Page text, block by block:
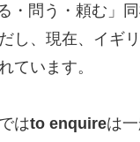
・問う・頼む」
し、現在、イギ
ています。
はto enquireは